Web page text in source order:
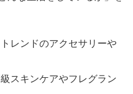
レンドのアクセサリーや
スキンケアやフレグラン